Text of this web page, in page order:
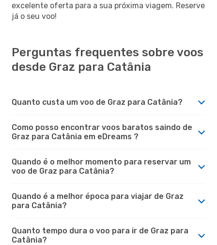
excelente oferta para a sua próxima viagem. Reserve
já o seu voo!
Perguntas frequentes sobre voos
desde Graz para Catânia
Quanto custa um voo de Graz para Catânia?
Como posso encontrar voos baratos saindo de
Graz para Catânia em eDreams ?
Quando é o melhor momento para reservar um
voo de Graz para Catânia?
Quando é a melhor época para viajar de Graz
para Catânia?
Quanto tempo dura o voo para ir de Graz para
Catânia?